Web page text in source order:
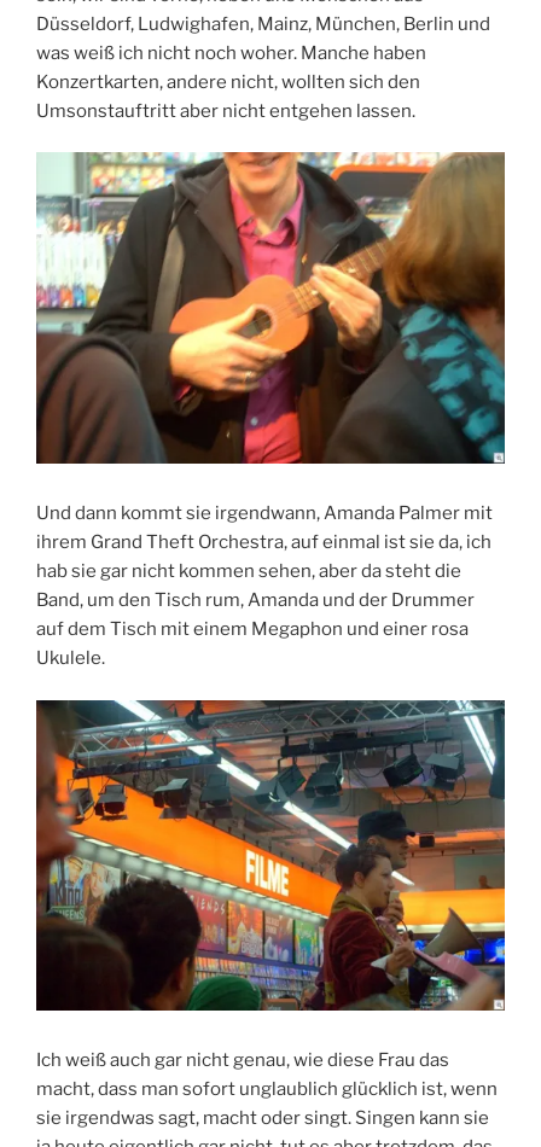
Düsseldorf, Ludwighafen, Mainz, München, Berlin und
was weiß ich nicht noch woher. Manche haben
Konzertkarten, andere nicht, wollten sich den
Umsonstauftritt aber nicht entgehen lassen.
Und dann kommt sie irgendwann, Amanda Palmer mit
ihrem Grand Theft Orchestra, auf einmal ist sie da, ich
hab sie gar nicht kommen sehen, aber da steht die
Band, um den Tisch rum, Amanda und der Drummer
auf dem Tisch mit einem Megaphon und einer rosa
Ukulele.
Ich weiß auch gar nicht genau, wie diese Frau das
macht, dass man sofort unglaublich glücklich ist, wenn
sie irgendwas sagt, macht oder singt. Singen kann sie